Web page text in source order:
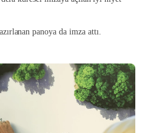
panoya da imza attı.